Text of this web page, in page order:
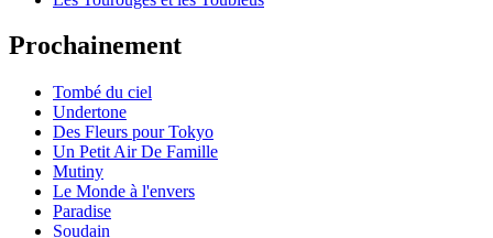
Prochainement
Tombé du ciel
Undertone
Des Fleurs pour Tokyo
Un Petit Air De Famille
Mutiny
Le Monde à l'envers
Paradise
Soudain